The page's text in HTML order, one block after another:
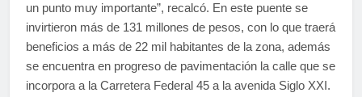
un punto muy importante”, recalcó. En este puente se
invirtieron más de 131 millones de pesos, con lo que traerá
beneficios a más de 22 mil habitantes de la zona, además
se encuentra en progreso de pavimentación la calle que se
incorpora a la Carretera Federal 45 a la avenida Siglo XXI.